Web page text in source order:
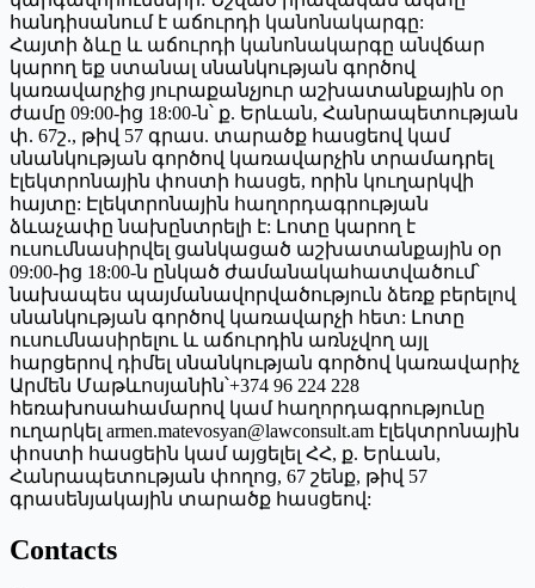
հանդիսանում է աճուրդի կանոնակարգը:
Հայտի ձևը և աճուրդի կանոնակարգը անվճար
կարող եք ստանալ սնանկության գործով
կառավարչից յուրաքանչյուր աշխատանքային օր
ժամը 09:00-ից 18:00-ն՝ ք. Երևան, Հանրապետության
փ. 67շ., թիվ 57 գրաս. տարածք հասցեով կամ
սնանկության գործով կառավարչին տրամադրել
էլեկտրոնային փոստի հասցե, որին կուղարկվի
հայտը: Էլեկտրոնային հաղորդագրության
ձևաչափը նախընտրելի է: Լոտը կարող է
ուսումնասիրվել ցանկացած աշխատանքային օր
09:00-ից 18:00-ն ընկած ժամանակահատվածում՝
նախապես պայմանավորվածություն ձեռք բերելով
սնանկության գործով կառավարչի հետ: Լոտը
ուսումնասիրելու և աճուրդին առնչվող այլ
հարցերով դիմել սնանկության գործով կառավարիչ
Արմեն Մաթևոսյանին՝+374 96 224 228
հեռախոսահամարով կամ հաղորդագրությունը
ուղարկել armen.matevosyan@lawconsult.am էլեկտրոնային
փոստի հասցեին կամ այցելել ՀՀ, ք. Երևան,
Հանրապետության փողոց, 67 շենք, թիվ 57
գրասենյակային տարածք հասցեով:
Contacts